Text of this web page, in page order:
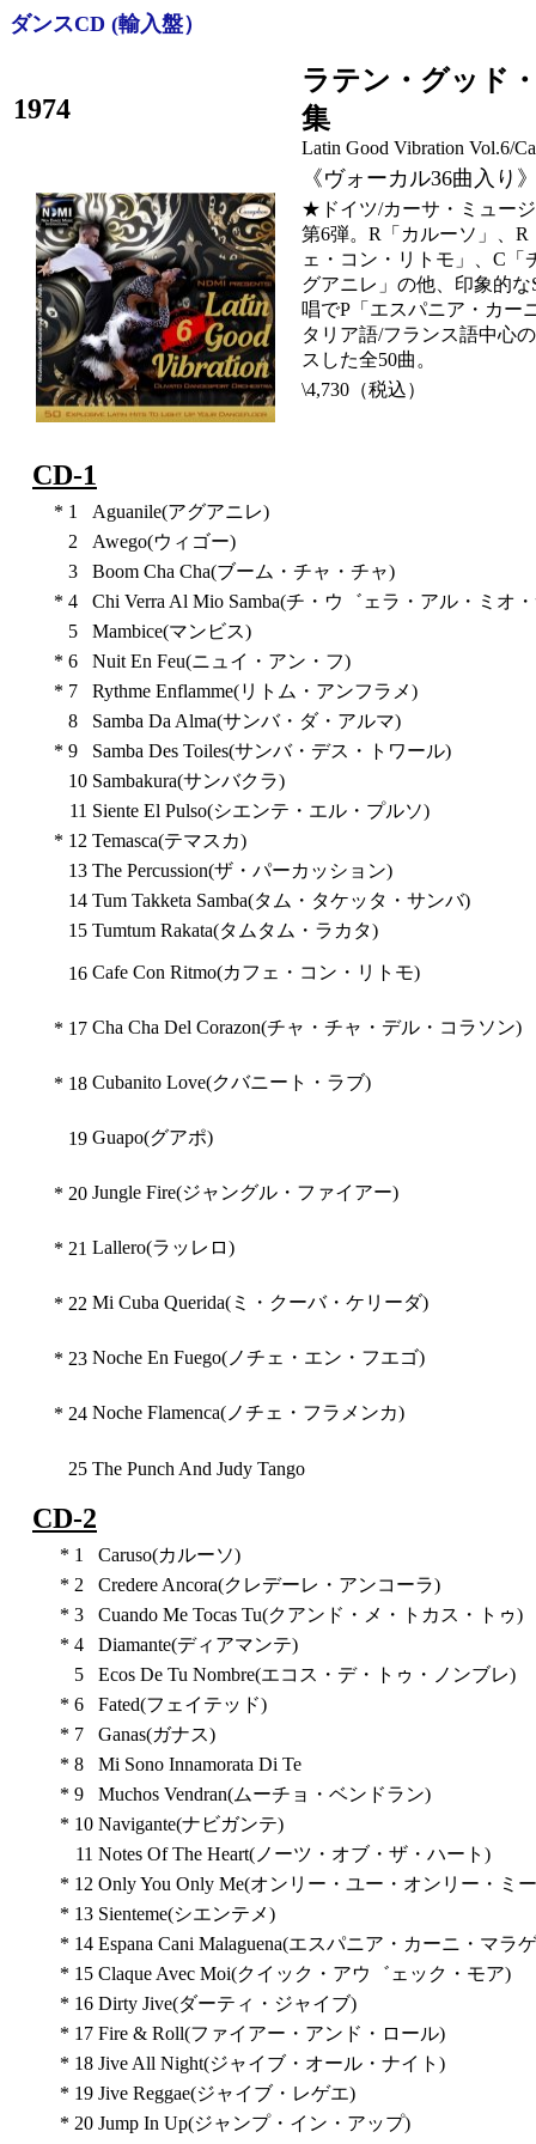
ダンスCD (輸入盤）
1974
ラテン・グッド
集
Latin Good Vibration Vol.6/
《ヴォーカル36曲入り
★ドイツ/カーサ・ミュー
第6弾。R「カルーソ」、
ェ・コン・リトモ」、C「
グアニレ」の他、印象的
唱でP「エスパニア・カー
タリア語/フランス語中心
スした全50曲。
\4,730（税込）
CD-1
* 1
Aguanile(アグアニレ)
2
Awego(ウィゴー)
3
Boom Cha Cha(ブーム・チャ・チャ)
* 4
Chi Verra Al Mio Samba(チ・ウ゛ェラ・アル・ミオ
5
Mambice(マンビス)
* 6
Nuit En Feu(ニュイ・アン・フ)
* 7
Rythme Enflamme(リトム・アンフラメ)
8
Samba Da Alma(サンバ・ダ・アルマ)
* 9
Samba Des Toiles(サンバ・デス・トワール)
10 Sambakura(サンバクラ)
11 Siente El Pulso(シエンテ・エル・プルソ)
* 12 Temasca(テマスカ)
13 The Percussion(ザ・パーカッション)
14 Tum Takketa Samba(タム・タケッタ・サンバ)
15 Tumtum Rakata(タムタム・ラカタ)
16 Cafe Con Ritmo(カフェ・コン・リトモ)
* 17 Cha Cha Del Corazon(チャ・チャ・デル・コラソン)
* 18 Cubanito Love(クバニート・ラブ)
19 Guapo(グアポ)
* 20 Jungle Fire(ジャングル・ファイアー)
* 21 Lallero(ラッレロ)
* 22 Mi Cuba Querida(ミ・クーバ・ケリーダ)
* 23 Noche En Fuego(ノチェ・エン・フエゴ)
* 24 Noche Flamenca(ノチェ・フラメンカ)
25 The Punch And Judy Tango
CD-2
* 1
Caruso(カルーソ)
* 2
Credere Ancora(クレデーレ・アンコーラ)
* 3
Cuando Me Tocas Tu(クアンド・メ・トカス・トゥ)
* 4
Diamante(ディアマンテ)
5
Ecos De Tu Nombre(エコス・デ・トゥ・ノンブレ)
* 6
Fated(フェイテッド)
* 7
Ganas(ガナス)
* 8
Mi Sono Innamorata Di Te
* 9
Muchos Vendran(ムーチョ・ベンドラン)
* 10 Navigante(ナビガンテ)
11 Notes Of The Heart(ノーツ・オブ・ザ・ハート)
* 12 Only You Only Me(オンリー・ユー・オンリー・ミ
* 13 Sienteme(シエンテメ)
* 14 Espana Cani Malaguena(エスパニア・カーニ・マラ
* 15 Claque Avec Moi(クイック・アウ゛ェック・モア)
* 16 Dirty Jive(ダーティ・ジャイブ)
* 17 Fire & Roll(ファイアー・アンド・ロール)
* 18 Jive All Night(ジャイブ・オール・ナイト)
* 19 Jive Reggae(ジャイブ・レゲエ)
* 20 Jump In Up(ジャンプ・イン・アップ)